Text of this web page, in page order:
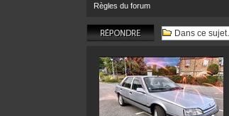
Règles du forum
Répondre